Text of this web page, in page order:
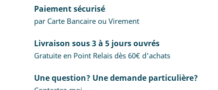
Paiement sécurisé
par Carte Bancaire ou Virement
Livraison sous 3 à 5 jours ouvrés
Gratuite en Point Relais dès 60€ d'achats
Une question? Une demande particulière?